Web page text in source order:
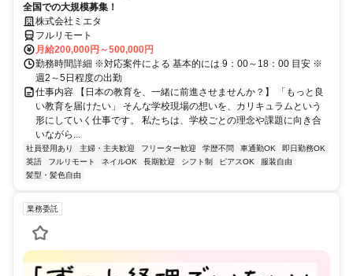
全国での大規模募集！
株式会社ミエタ
フルリモート
月給200,000円～500,000円
勤務時間詳細 ※対応案件による 基本的には 9：00～18：00 目安 ※
週2～5日程度の出勤
仕事内容 【日本の教育を、一緒に前進させませんか？】 「もっと良
い教育を届けたい」 そんな学校現場の想いを、カリキュラムという
形にしていく仕事です。 私たちは、学校ごとの理念や課題に向き合
いながら...
社員登用あり 主婦・主夫歓迎 フリーター歓迎 学歴不問 車通勤OK
即日勤務OK
英語
フルリモート ネイルOK 長期歓迎 シフト制 ピアスOK
服装自由
髪型・髪色自由
業務委託